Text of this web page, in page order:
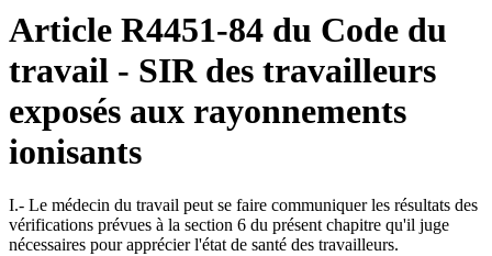
Article R4451-84 du Code du
travail - SIR des travailleurs
exposés aux rayonnements
ionisants
I.- Le médecin du travail peut se faire communiquer les résultats des
vérifications prévues à la section 6 du présent chapitre qu'il juge
nécessaires pour apprécier l'état de santé des travailleurs.